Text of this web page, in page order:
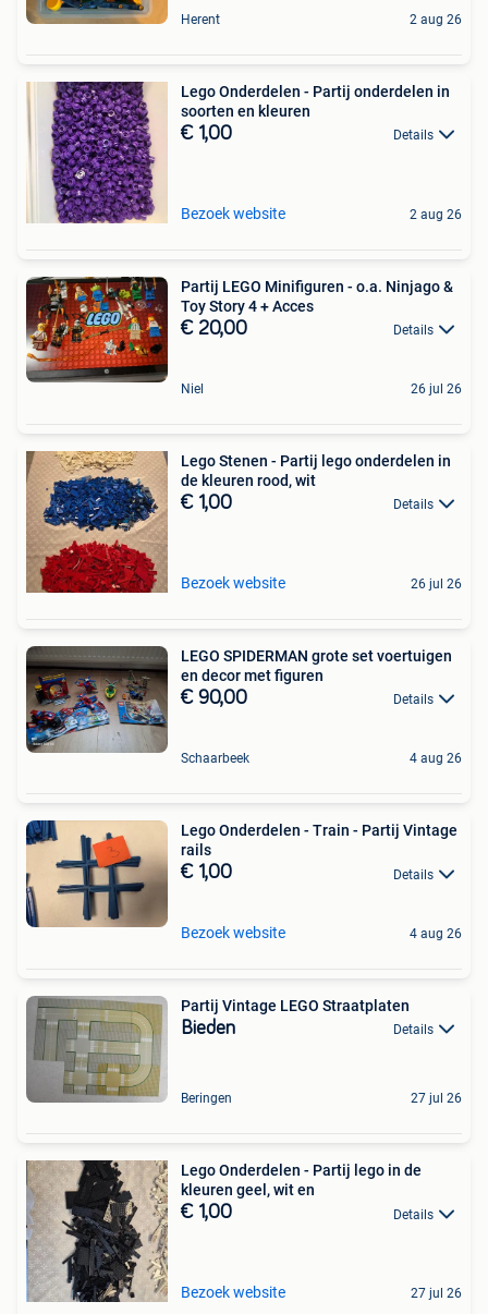
Herent 2 aug 26
Lego Onderdelen - Partij onderdelen in
soorten en kleuren
€ 1,00 Details
Bezoek website 2 aug 26
Partij LEGO Minifiguren - o.a. Ninjago &
Toy Story 4 + Acces
€ 20,00 Details
Niel 26 jul 26
Lego Stenen - Partij lego onderdelen in
de kleuren rood, wit
€ 1,00 Details
Bezoek website 26 jul 26
LEGO SPIDERMAN grote set voertuigen
en decor met figuren
€ 90,00 Details
Schaarbeek 4 aug 26
Lego Onderdelen - Train - Partij Vintage
rails
€ 1,00 Details
Bezoek website 4 aug 26
Partij Vintage LEGO Straatplaten
Bieden Details
Beringen 27 jul 26
Lego Onderdelen - Partij lego in de
kleuren geel, wit en
€ 1,00 Details
Bezoek website 27 jul 26